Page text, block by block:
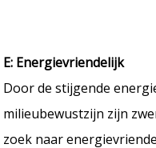
E: Energievriendelijk
Door de stijgende
milieubewustzijn zijn
zoek naar